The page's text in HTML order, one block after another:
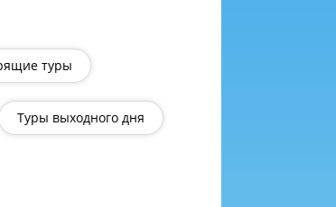
туры
Туры выходного дня